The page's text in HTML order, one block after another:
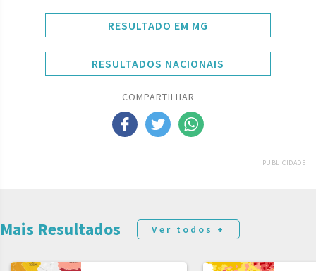
RESULTADO EM MG
RESULTADOS NACIONAIS
COMPARTILHAR
PUBLICIDADE
Mais Resultados Ver todos +